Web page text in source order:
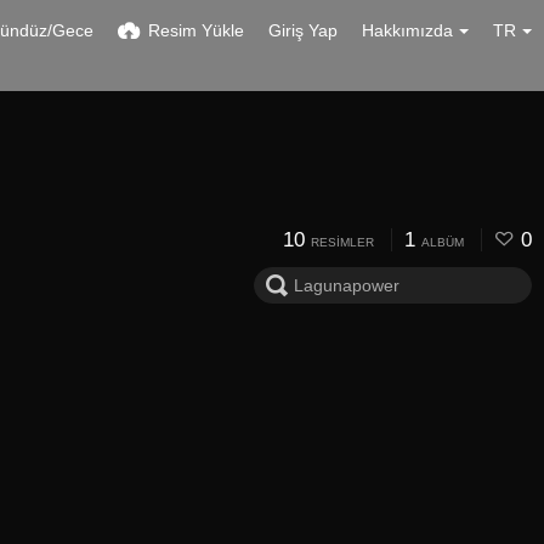
Gece Resim Yükle Giriş Yap Hakkımızda TR
10 RESIMLER 1 ALBÜM 0